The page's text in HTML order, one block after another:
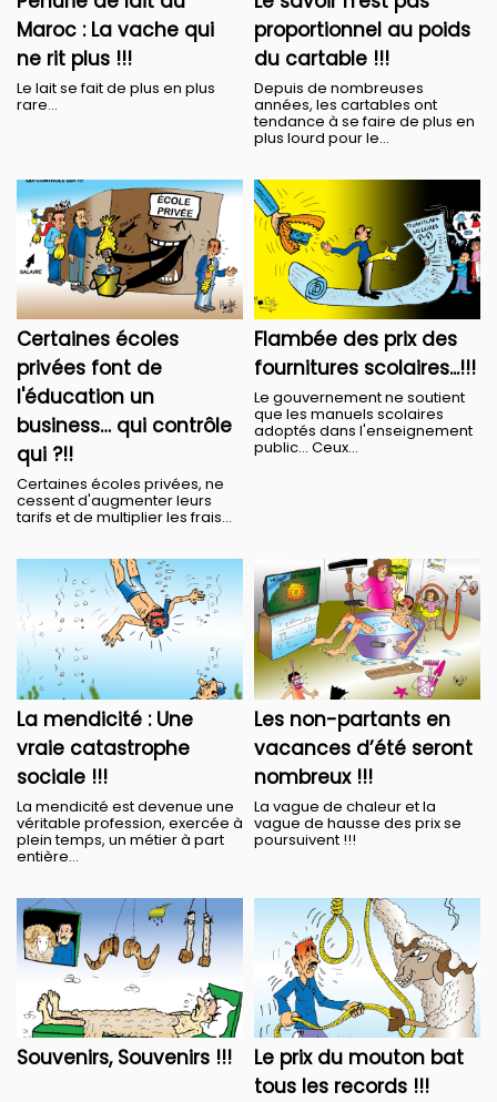
Maroc : La vache qui
ne rit plus !!!
Le lait se fait de plus en plus
rare…
proportionnel au poids
du cartable !!!
Depuis de nombreuses
années, les cartables ont
tendance à se faire de plus en
plus lourd pour le...
Certaines écoles
privées font de
l'éducation un
business… qui contrôle
qui ?!!
Certaines écoles privées, ne
cessent d'augmenter leurs
tarifs et de multiplier les frais...
Flambée des prix des
fournitures scolaires...!!!
Le gouvernement ne soutient
que les manuels scolaires
adoptés dans l'enseignement
public… Ceux...
La mendicité : Une
vraie catastrophe
sociale !!!
La mendicité est devenue une
véritable profession, exercée à
plein temps, un métier à part
entière...
Les non-partants en
vacances d’été seront
nombreux !!!
La vague de chaleur et la
vague de hausse des prix se
poursuivent !!!
Souvenirs, Souvenirs !!!
Le prix du mouton bat
tous les records !!!